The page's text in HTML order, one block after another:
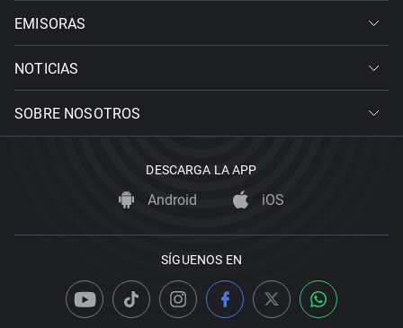
EMISORAS
NOTICIAS
SOBRE NOSOTROS
DESCARGA LA APP
Android iOS
SÍGUENOS EN